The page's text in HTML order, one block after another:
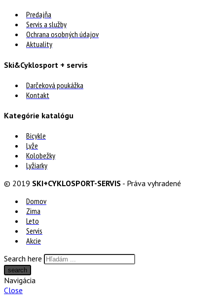
Predajňa
Servis a služby
Ochrana osobných údajov
Aktuality
Ski&Cyklosport + servis
Darčeková poukážka
Kontakt
Kategórie katalógu
Bicykle
Lyže
Kolobežky
Lyžiarky
© 2019 SKI+CYKLOSPORT-SERVIS - Práva vyhradené
Domov
Zima
Leto
Servis
Akcie
Search here
Navigácia
Close